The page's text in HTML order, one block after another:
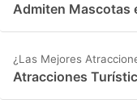
Admiten Mascotas
¿Las Mejores
Atracciones